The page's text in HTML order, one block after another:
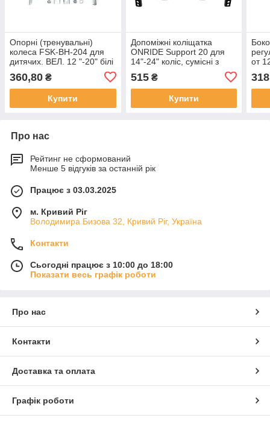
Опорні (тренувальні)
колеса FSK-BH-204 для
дитячих. ВЕЛ. 12 "-20" білі
з чорним (білий з чорним)
360,80 ₴
Купити
Допоміжні коліщатка
ONRIDE Support 20 для
14"-24" коліс, сумісні з
515₴
Купити
от
318
Про нас
Рейтинг не сформований
Менше 5 відгуків за останній рік
Працює з 03.03.2025
м. Кривий Ріг
Володимира Бизова 32, Кривий Ріг, Україна
Контакти
Сьогодні працює з 10:00 до 18:00
Показати весь графік роботи
Про нас
Контакти
Доставка та оплата
Графік роботи